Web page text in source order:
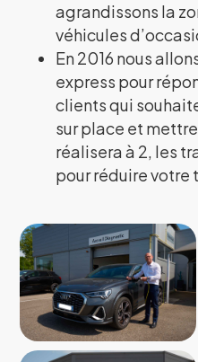
agrandissons la
véhicules
En 2016 nous
express pour
clients qui
sur place et
réalisera à 2, les
pour réduire votre